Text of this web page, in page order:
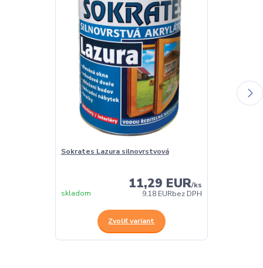
Sokrates Lazura silnovrstvová
11,29 EUR/ks
9,18 EURbez DPH
skladom
Zvoliť variant